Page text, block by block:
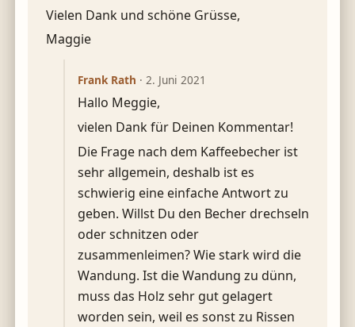
Vielen Dank und schöne Grüsse,
Maggie
Frank Rath · 2. Juni 2021
Hallo Meggie,
vielen Dank für Deinen Kommentar!
Die Frage nach dem Kaffeebecher ist
sehr allgemein, deshalb ist es
schwierig eine einfache Antwort zu
geben. Willst Du den Becher drechseln
oder schnitzen oder
zusammenleimen? Wie stark wird die
Wandung. Ist die Wandung zu dünn,
muss das Holz sehr gut gelagert
worden sein, weil es sonst zu Rissen